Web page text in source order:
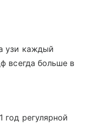
узи каждый
всегда больше в
год регулярной